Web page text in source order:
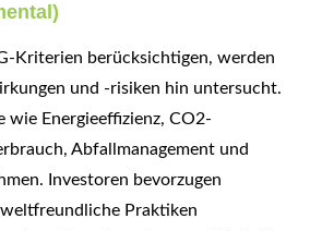
Kriterien berücksichtigen, werden
und -risiken hin untersucht.
wie Energieeffizienz, CO2-
Abfallmanagement und
Investoren bevorzugen
Praktiken